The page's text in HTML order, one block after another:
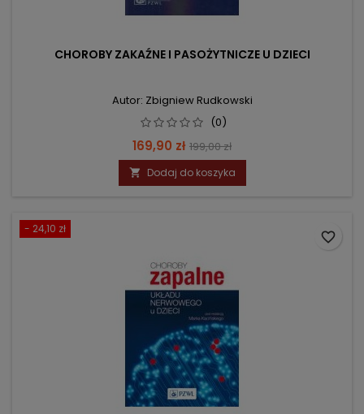
CHOROBY ZAKAŹNE I PASOŻYTNICZE U DZIECI
Autor: Zbigniew Rudkowski
(0)
Cena
169,90 zł Cena
podstawowa
199,00 zł
 Dodaj do koszyka
- 24,10 zł
favorite_border